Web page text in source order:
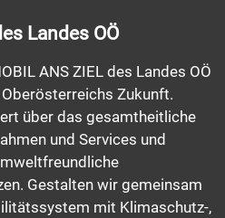
Landes OÖ
ANS ZIEL des Landes OÖ
Zukunft.
über das gesamtheitliche
und Services und
Gestalten wir gemeinsam
mit Klimaschutz-,